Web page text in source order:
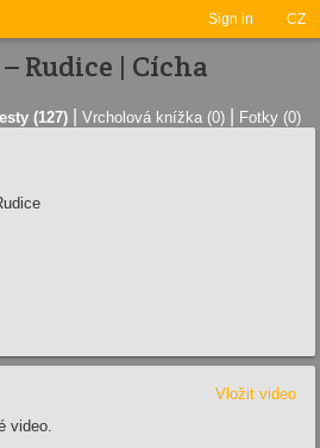
Sign in CZ
Rudice | Cícha
(127) Vrcholová knížka (0) Fotky (0)
Vložit video
video.